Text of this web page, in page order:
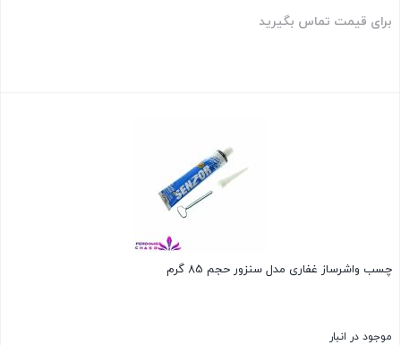
برای قیمت تماس بگیرید
چسب واشرساز غفاری مدل سنزور حجم 85 گرم
موجود در انبار